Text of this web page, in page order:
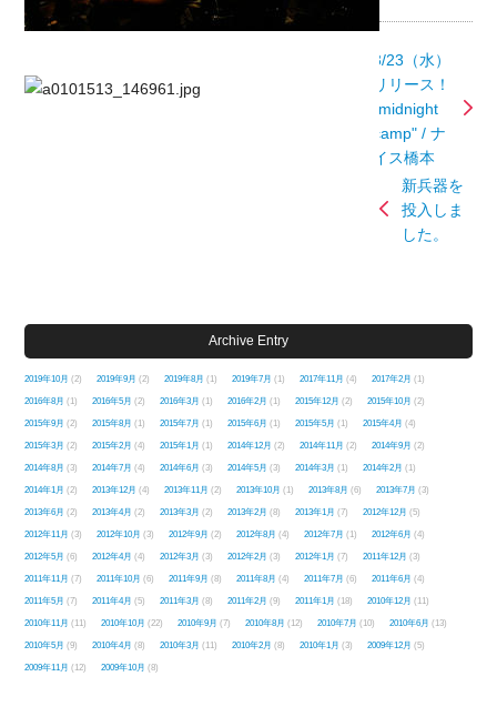
3/23（水）
リリース！
"midnight
camp" / ナ
イス橋本
新兵器を
投入しま
した。
Archive Entry
2019年10月 (2) 2019年9月 (2) 2019年8月 (1) 2019年7月 (1) 2017年11月 (4) 2017年2月 (1)
2016年8月 (1) 2016年5月 (2) 2016年3月 (1) 2016年2月 (1) 2015年12月 (2) 2015年10月 (2)
2015年9月 (2) 2015年8月 (1) 2015年7月 (1) 2015年6月 (1) 2015年5月 (1) 2015年4月 (4)
2015年3月 (2) 2015年2月 (4) 2015年1月 (1) 2014年12月 (2) 2014年11月 (2) 2014年9月 (2)
2014年8月 (3) 2014年7月 (4) 2014年6月 (3) 2014年5月 (3) 2014年3月 (1) 2014年2月 (1)
2014年1月 (2) 2013年12月 (4) 2013年11月 (2) 2013年10月 (1) 2013年8月 (6) 2013年7月 (3)
2013年6月 (2) 2013年4月 (2) 2013年3月 (2) 2013年2月 (8) 2013年1月 (7) 2012年12月 (5)
2012年11月 (3) 2012年10月 (3) 2012年9月 (2) 2012年8月 (4) 2012年7月 (1) 2012年6月 (4)
2012年5月 (6) 2012年4月 (4) 2012年3月 (3) 2012年2月 (3) 2012年1月 (7) 2011年12月 (3)
2011年11月 (7) 2011年10月 (6) 2011年9月 (8) 2011年8月 (4) 2011年7月 (6) 2011年6月 (4)
2011年5月 (7) 2011年4月 (5) 2011年3月 (8) 2011年2月 (9) 2011年1月 (18) 2010年12月 (11)
2010年11月 (11) 2010年10月 (22) 2010年9月 (7) 2010年8月 (12) 2010年7月 (10) 2010年6月 (13)
2010年5月 (9) 2010年4月 (8) 2010年3月 (11) 2010年2月 (8) 2010年1月 (3) 2009年12月 (5)
2009年11月 (12) 2009年10月 (8)